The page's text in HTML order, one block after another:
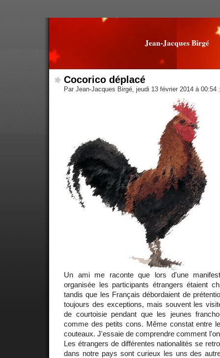
Jean-Jacques Birgé
Cocorico déplacé
Par Jean-Jacques Birgé, jeudi 13 février 2014 à 00:54
Un ami me raconte que lors d'une
organisée les participants étrangers étaient
tandis que les Français débordaient de
toujours des exceptions, mais souvent les
de courtoisie pendant que les jeunes
comme des petits cons. Même constat entre
couteaux. J'essaie de comprendre comment
Les étrangers de différentes nationalités se
dans notre pays sont curieux les uns des